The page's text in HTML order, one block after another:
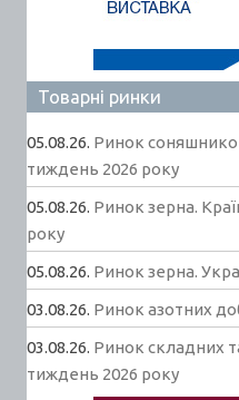
Товарні ринки
05.08.26. Ринок
тиждень 2026 року
05.08.26. Ринок зерна.
року
05.08.26. Ринок зерна.
03.08.26. Ринок азотних
03.08.26. Ринок складних
тиждень 2026 року